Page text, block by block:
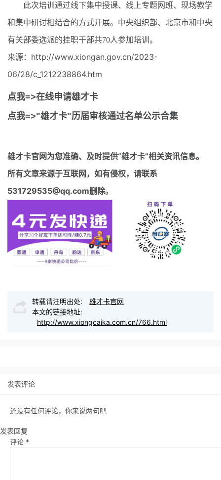
此次培训通过线下集中授课、线上专题网班、现场教学
和集中研讨相结合的方式开展。中央组织部、北京市和中央
有关部委选派的挂职干部共70人参加培训。
来源：http://www.xiongan.gov.cn/2023-
06/28/c_1212238864.htm
点我=>在线申请雄才卡
点我=>"雄才卡"历届审核通过名单公示合集
雄才卡官网为您准确、及时提供“雄才卡”相关资讯信息。
所有文章来源于互联网，如有侵权，请联系
531729535@qq.com删除。
转载请注明出处:
雄才卡官网
本文的链接地址:
http://www.xiongcaika.com.cn/766.html
发表评论
还没有任何评论，你来说两句吧
发表回复
评论 *